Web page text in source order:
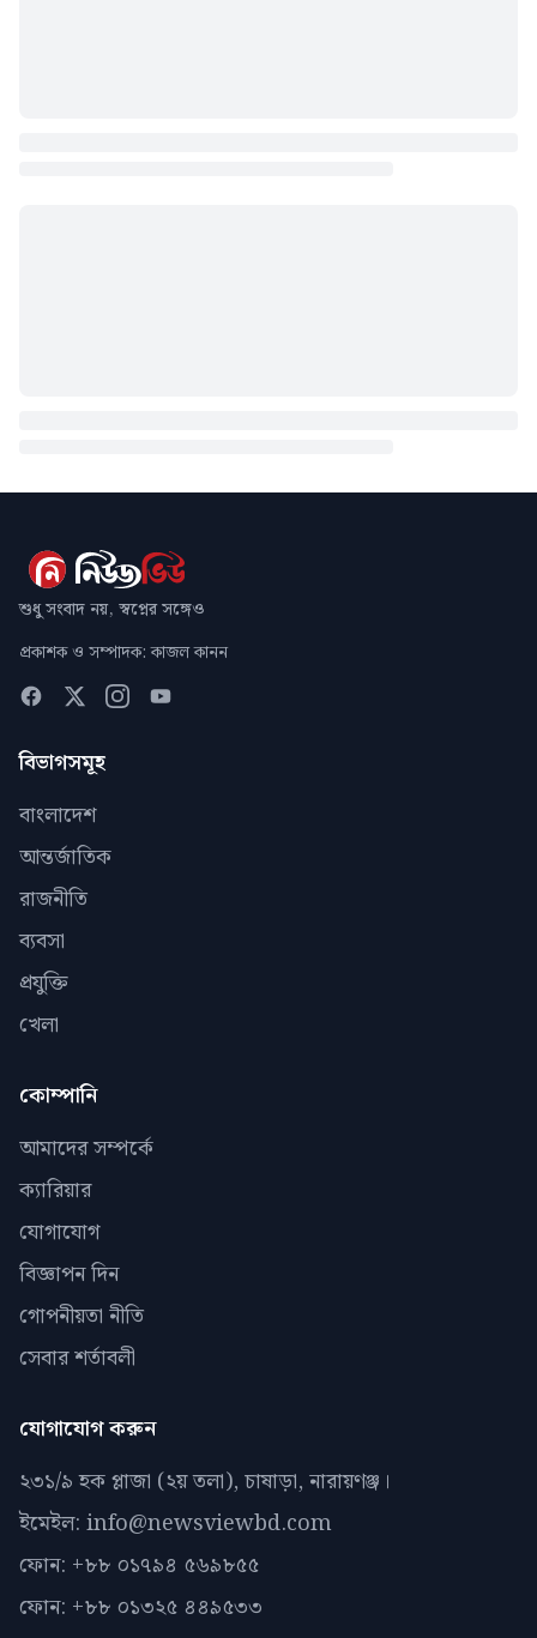
শুধু সংবাদ নয়, স্বপ্নের সঙ্গেও
প্রকাশক ও সম্পাদক: কাজল কানন
বিভাগসমূহ
বাংলাদেশ
আন্তর্জাতিক
রাজনীতি
ব্যবসা
প্রযুক্তি
খেলা
কোম্পানি
আমাদের সম্পর্কে
ক্যারিয়ার
যোগাযোগ
বিজ্ঞাপন দিন
গোপনীয়তা নীতি
সেবার শর্তাবলী
যোগাযোগ করুন
২৩১/৯ হক প্লাজা (২য় তলা), চাষাড়া, নারায়ণঞ্জ।
ইমেইল: info@newsviewbd.com
ফোন: +৮৮ ০১৭৯৪ ৫৬৯৮৫৫
ফোন: +৮৮ ০১৩২৫ ৪৪৯৫৩৩